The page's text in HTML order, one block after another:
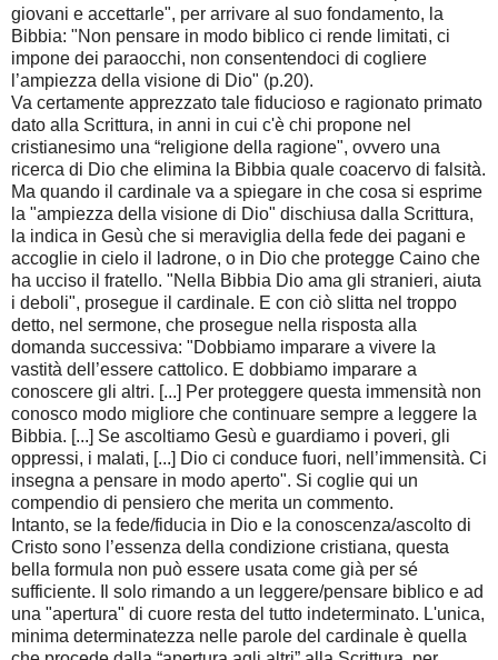
giovani e accettarle", per arrivare al suo fondamento, la
Bibbia: "Non pensare in modo biblico ci rende limitati, ci
impone dei paraocchi, non consentendoci di cogliere
l’ampiezza della visione di Dio" (p.20).
Va certamente apprezzato tale fiducioso e ragionato primato
dato alla Scrittura, in anni in cui c'è chi propone nel
cristianesimo una “religione della ragione", ovvero una
ricerca di Dio che elimina la Bibbia quale coacervo di falsità.
Ma quando il cardinale va a spiegare in che cosa si esprime
la "ampiezza della visione di Dio" dischiusa dalla Scrittura,
la indica in Gesù che si meraviglia della fede dei pagani e
accoglie in cielo il ladrone, o in Dio che protegge Caino che
ha ucciso il fratello. "Nella Bibbia Dio ama gli stranieri, aiuta
i deboli", prosegue il cardinale. E con ciò slitta nel troppo
detto, nel sermone, che prosegue nella risposta alla
domanda successiva: "Dobbiamo imparare a vivere la
vastità dell’essere cattolico. E dobbiamo imparare a
conoscere gli altri. [...] Per proteggere questa immensità non
conosco modo migliore che continuare sempre a leggere la
Bibbia. [...] Se ascoltiamo Gesù e guardiamo i poveri, gli
oppressi, i malati, [...] Dio ci conduce fuori, nell’immensità. Ci
insegna a pensare in modo aperto". Si coglie qui un
compendio di pensiero che merita un commento.
Intanto, se la fede/fiducia in Dio e la conoscenza/ascolto di
Cristo sono l’essenza della condizione cristiana, questa
bella formula non può essere usata come già per sé
sufficiente. Il solo rimando a un leggere/pensare biblico e ad
una "apertura" di cuore resta del tutto indeterminato. L'unica,
minima determinatezza nelle parole del cardinale è quella